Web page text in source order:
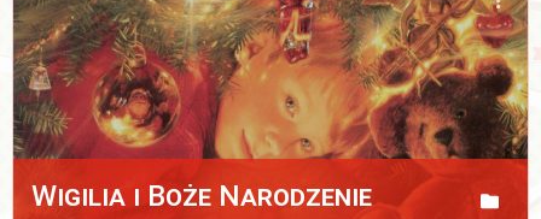
Aktywne
tematy
WIĘCEJ…
Wyszukiwanie
Wigilia i Boże Narodzenie